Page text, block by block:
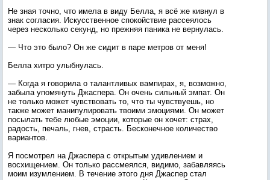
Не зная точно, что имела в виду Белла, я всё же кивнул в
знак согласия. Искусственное спокойствие рассеялось
через несколько секунд, но прежняя паника не вернулась.
— Что это было? Он же сидит в паре метров от меня!
Белла хитро улыбнулась.
— Когда я говорила о талантливых вампирах, я, возможно,
забыла упомянуть Джаспера. Он очень сильный эмпат. Он
не только может чувствовать то, что ты чувствуешь, но
также может манипулировать твоими эмоциями. Он может
посылать тебе любые эмоции, которые он хочет: страх,
радость, печаль, гнев, страсть. Бесконечное количество
вариантов.
Я посмотрел на Джаспера с открытым удивлением и
восхищением. Он только рассмеялся, видимо, забавляясь
моим изумлением. В течение этого дня Джаспер стал